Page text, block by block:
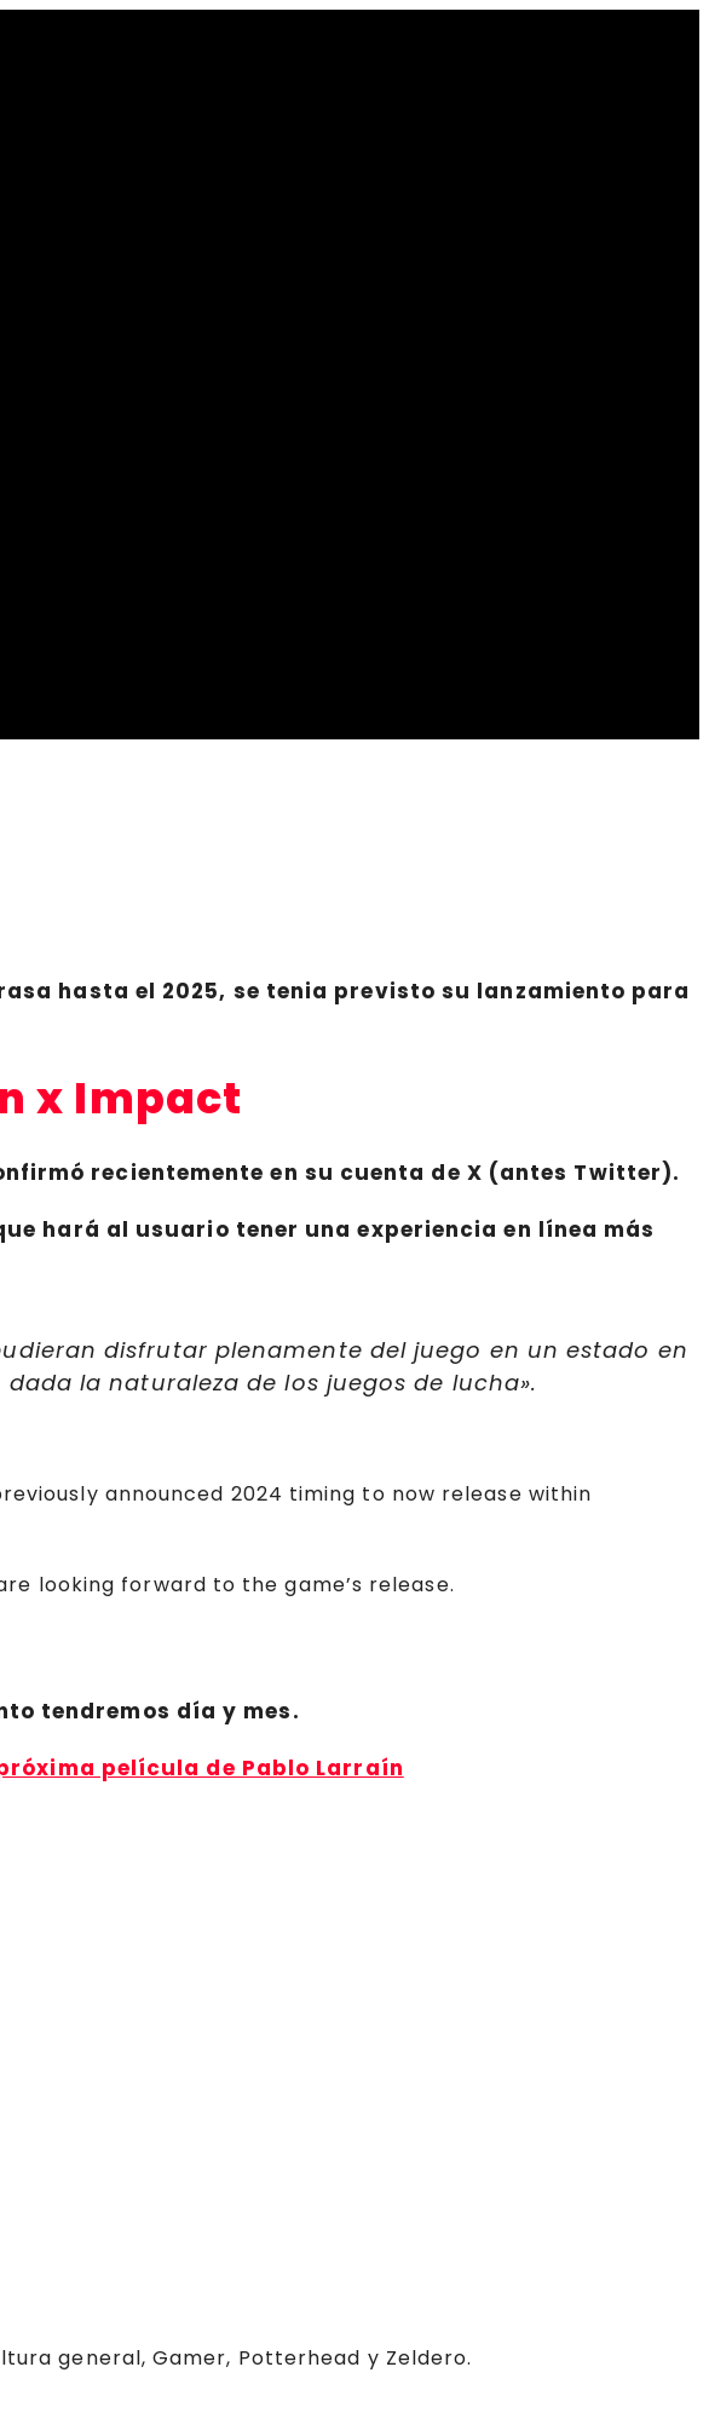
hasta el 2025, se tenia previsto su lanzamiento para
x Impact
recientemente en su cuenta de X (antes Twitter).
hará al usuario tener una experiencia en línea más
disfrutar plenamente del juego en un estado en
la naturaleza de los juegos de lucha».
announced 2024 timing to now release within
looking forward to the game’s release.
tendremos día y mes.
película de Pablo Larraín
general, Gamer, Potterhead y Zeldero.